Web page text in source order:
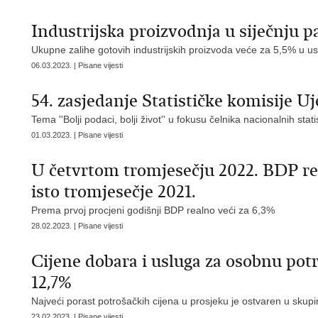
Industrijska proizvodnja u siječnju
Ukupne zalihe gotovih industrijskih proizvoda veće za 5,5% u
06.03.2023. | Pisane vijesti
54. zasjedanje Statističke komisije
Tema ''Bolji podaci, bolji život'' u fokusu čelnika nacionalnih
01.03.2023. | Pisane vijesti
U četvrtom tromjesečju 2022. BDP
isto tromjesečje 2021.
Prema prvoj procjeni godišnji BDP realno veći za 6,3%
28.02.2023. | Pisane vijesti
Cijene dobara i usluga za osobnu
12,7%
Najveći porast potrošačkih cijena u prosjeku je ostvaren u